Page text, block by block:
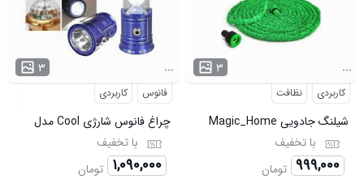
۳ ...
فانوس کاربردی
چراغ فانوس شارژی Cool مدل
3965 با تخفیف
۱,۰۹۰,۰۰۰ تومان
۳ ...
کاربردی نظافت
شیلنگ جادویی Magic_Home
مدل 3964 با تخفیف
۹۹۹,۰۰۰ تومان